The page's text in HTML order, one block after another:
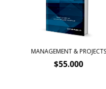
MANAGEMENT & PROJECTS
$55.000